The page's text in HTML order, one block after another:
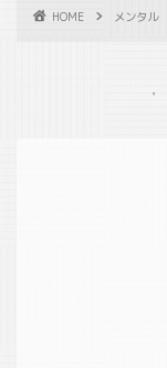
HOME メンタル